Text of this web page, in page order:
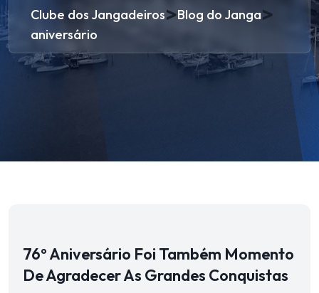
Clube dos Jangadeiros>Blog do Janga>
aniversário
76º Aniversário Foi Também Momento
De Agradecer As Grandes Conquistas